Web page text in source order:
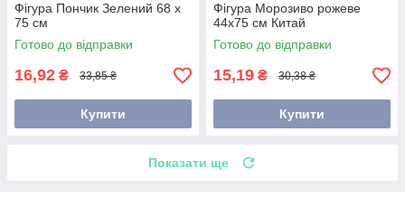
Фігура Пончик Зелений 68 х
75 см
Готово до відправки
16,92 ₴ 33,85 ₴
Купити
Фігура Морозиво рожеве
44х75 см Китай
Готово до відправки
15,19 ₴ 30,38 ₴
Купити
Показати ще